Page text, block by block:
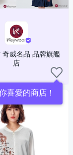
奇威名品 品牌旗艦
店
喜愛的商店！